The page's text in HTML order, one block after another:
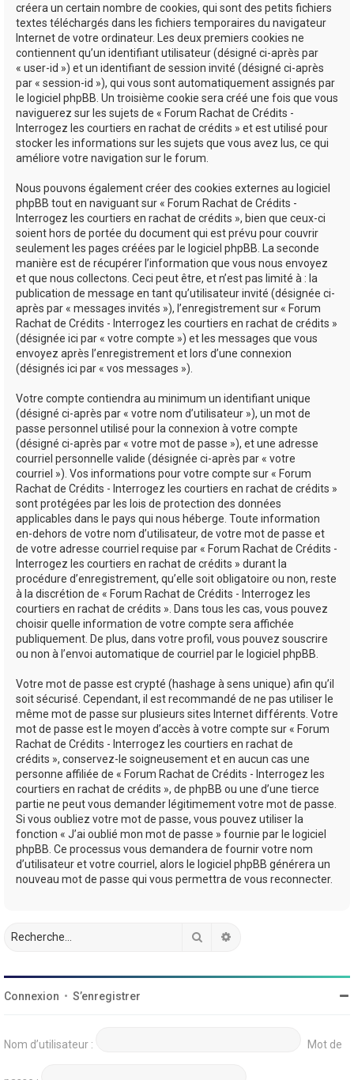
créera un certain nombre de cookies, qui sont des petits fichiers
textes téléchargés dans les fichiers temporaires du navigateur
Internet de votre ordinateur. Les deux premiers cookies ne
contiennent qu’un identifiant utilisateur (désigné ci-après par
« user-id ») et un identifiant de session invité (désigné ci-après
par « session-id »), qui vous sont automatiquement assignés par
le logiciel phpBB. Un troisième cookie sera créé une fois que vous
naviguerez sur les sujets de « Forum Rachat de Crédits -
Interrogez les courtiers en rachat de crédits » et est utilisé pour
stocker les informations sur les sujets que vous avez lus, ce qui
améliore votre navigation sur le forum.
Nous pouvons également créer des cookies externes au logiciel
phpBB tout en naviguant sur « Forum Rachat de Crédits -
Interrogez les courtiers en rachat de crédits », bien que ceux-ci
soient hors de portée du document qui est prévu pour couvrir
seulement les pages créées par le logiciel phpBB. La seconde
manière est de récupérer l’information que vous nous envoyez
et que nous collectons. Ceci peut être, et n’est pas limité à : la
publication de message en tant qu’utilisateur invité (désignée ci-
après par « messages invités »), l’enregistrement sur « Forum
Rachat de Crédits - Interrogez les courtiers en rachat de crédits »
(désignée ici par « votre compte ») et les messages que vous
envoyez après l’enregistrement et lors d’une connexion
(désignés ici par « vos messages »).
Votre compte contiendra au minimum un identifiant unique
(désigné ci-après par « votre nom d’utilisateur »), un mot de
passe personnel utilisé pour la connexion à votre compte
(désigné ci-après par « votre mot de passe »), et une adresse
courriel personnelle valide (désignée ci-après par « votre
courriel »). Vos informations pour votre compte sur « Forum
Rachat de Crédits - Interrogez les courtiers en rachat de crédits »
sont protégées par les lois de protection des données
applicables dans le pays qui nous héberge. Toute information
en-dehors de votre nom d’utilisateur, de votre mot de passe et
de votre adresse courriel requise par « Forum Rachat de Crédits -
Interrogez les courtiers en rachat de crédits » durant la
procédure d’enregistrement, qu’elle soit obligatoire ou non, reste
à la discrétion de « Forum Rachat de Crédits - Interrogez les
courtiers en rachat de crédits ». Dans tous les cas, vous pouvez
choisir quelle information de votre compte sera affichée
publiquement. De plus, dans votre profil, vous pouvez souscrire
ou non à l’envoi automatique de courriel par le logiciel phpBB.
Votre mot de passe est crypté (hashage à sens unique) afin qu’il
soit sécurisé. Cependant, il est recommandé de ne pas utiliser le
même mot de passe sur plusieurs sites Internet différents. Votre
mot de passe est le moyen d’accès à votre compte sur « Forum
Rachat de Crédits - Interrogez les courtiers en rachat de
crédits », conservez-le soigneusement et en aucun cas une
personne affiliée de « Forum Rachat de Crédits - Interrogez les
courtiers en rachat de crédits », de phpBB ou une d’une tierce
partie ne peut vous demander légitimement votre mot de passe.
Si vous oubliez votre mot de passe, vous pouvez utiliser la
fonction « J’ai oublié mon mot de passe » fournie par le logiciel
phpBB. Ce processus vous demandera de fournir votre nom
d’utilisateur et votre courriel, alors le logiciel phpBB générera un
nouveau mot de passe qui vous permettra de vous reconnecter.
Rechercher
Connexion • S’enregistrer
Nom d’utilisateur : Mot de